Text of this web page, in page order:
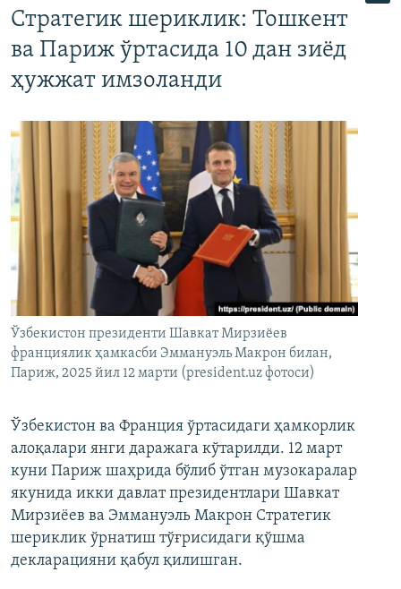
Стратегик шериклик: Тошкент
ва Париж ўртасида 10 дан зиёд
ҳужжат имзоланди
Ўзбекистон президенти Шавкат Мирзиёев
франциялик ҳамкасби Эммануэль Макрон билан,
Париж, 2025 йил 12 марти (president.uz фотоси)
Ўзбекистон ва Франция ўртасидаги ҳамкорлик
алоқалари янги даражага кўтарилди. 12 март
куни Париж шаҳрида бўлиб ўтган музокаралар
якунида икки давлат президентлари Шавкат
Мирзиёев ва Эммануэль Макрон Стратегик
шериклик ўрнатиш тўғрисидаги қўшма
декларацияни қабул қилишган.